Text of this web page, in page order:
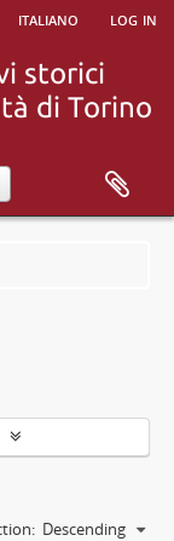
italiano log in
Descending